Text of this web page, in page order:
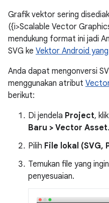
Grafik vektor sering
({i>Scalable Vector
mendukung format ini jadi
SVG ke Vektor Android
Anda dapat mengonversi
menggunakan atribut
berikut:
Di jendela Project,
Baru > Vector Asset.
Pilih File lokal (SVG,
Temukan file yang
penyesuaian.